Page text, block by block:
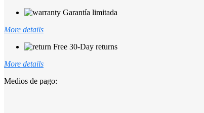
Garantía limitada
More details
Free 30-Day returns
More details
Medios de pago: